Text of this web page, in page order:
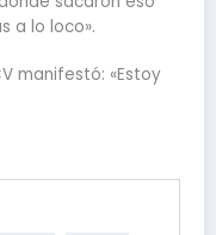
a lo loco».
manifestó: «Estoy